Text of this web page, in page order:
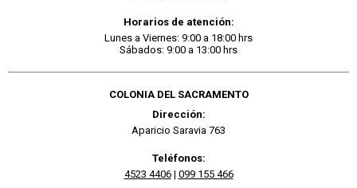
Horarios de atención:
Lunes a Viernes: 9:00 a 18:00 hrs
Sábados: 9:00 a 13:00 hrs
COLONIA DEL SACRAMENTO
Dirección:
Aparicio Saravia 763
Teléfonos:
4523 4406| 099 155 466